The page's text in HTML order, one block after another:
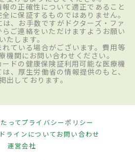
の正確性について適正であること
に保証するものではありません。
、お手数ですがドクターズ・ファ
らご連絡をいただけますようお願い
いたします。
ている場合がございます。費用等
機関にお問い合わせください。
ドの健康保険証利用可能な医療機
、厚生労働省の情報提供のもと、
出しております。
ってプライバシーポリシー
ラインについてお問い合わせ
運営会社